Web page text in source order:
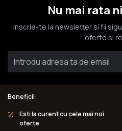
Nu mai rata
Inscrie-te la newsletter si fii
oferte si
Beneficii:
Esti la curent cu cele mai noi
oferte